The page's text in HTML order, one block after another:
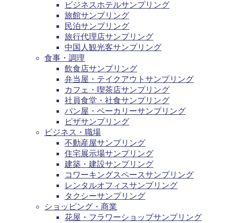
ビジネスホテルサンプリング
旅館サンプリング
民泊サンプリング
旅行代理店サンプリング
中国人観光客サンプリング
食事・調理
飲食店サンプリング
弁当屋・テイクアウトサンプリング
カフェ・喫茶店サンプリング
社員食堂・社食サンプリング
パン屋・ベーカリーサンプリング
ピザサンプリング
ビジネス・職場
不動産屋サンプリング
住宅展示場サンプリング
建築・建設サンプリング
コワーキングスペースサンプリング
レンタルオフィスサンプリング
タクシーサンプリング
ショッピング・商業
花屋・フラワーショップサンプリング